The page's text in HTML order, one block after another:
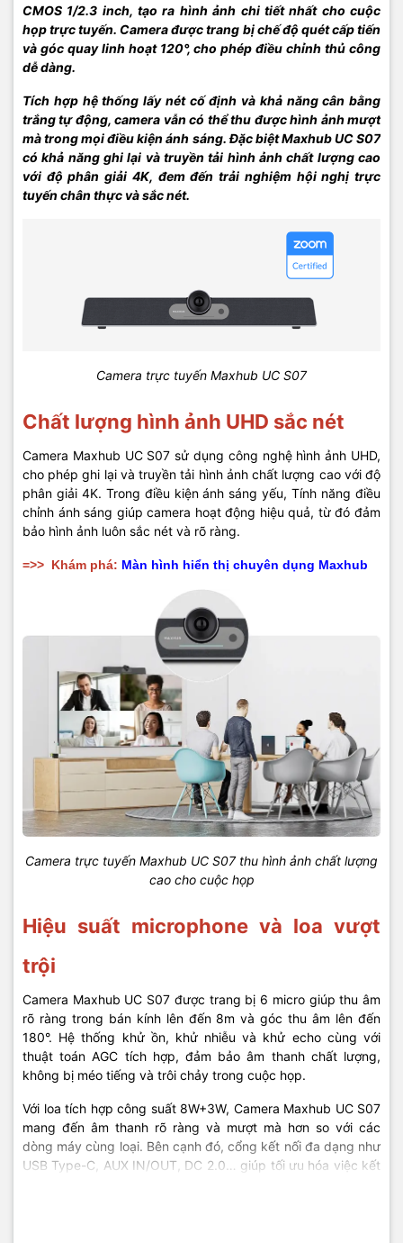
CMOS 1/2.3 inch, tạo ra hình ảnh chi tiết nhất cho cuộc
họp trực tuyến. Camera được trang bị chế độ quét cấp tiến
và góc quay linh hoạt 120°, cho phép điều chỉnh thủ công
dễ dàng.
Tích hợp hệ thống lấy nét cố định và khả năng cân bằng
trắng tự động, camera vẫn có thể thu được hình ảnh mượt
mà trong mọi điều kiện ánh sáng. Đặc biệt Maxhub UC S07
có khả năng ghi lại và truyền tải hình ảnh chất lượng cao
với độ phân giải 4K, đem đến trải nghiệm hội nghị trực
tuyến chân thực và sắc nét.
Camera trực tuyến Maxhub UC S07
Chất lượng hình ảnh UHD sắc nét
Camera Maxhub UC S07 sử dụng công nghệ hình ảnh UHD,
cho phép ghi lại và truyền tải hình ảnh chất lượng cao với độ
phân giải 4K. Trong điều kiện ánh sáng yếu, Tính năng điều
chỉnh ánh sáng giúp camera hoạt động hiệu quả, từ đó đảm
bảo hình ảnh luôn sắc nét và rõ ràng.
=>> Khám phá: Màn hình hiển thị chuyên dụng Maxhub
Camera trực tuyến Maxhub UC S07 thu hình ảnh chất lượng
cao cho cuộc họp
Hiệu suất microphone và loa vượt
trội
Camera Maxhub UC S07 được trang bị 6 micro giúp thu âm
rõ ràng trong bán kính lên đến 8m và góc thu âm lên đến
180°. Hệ thống khử ồn, khử nhiễu và khử echo cùng với
thuật toán AGC tích hợp, đảm bảo âm thanh chất lượng,
không bị méo tiếng và trôi chảy trong cuộc họp.
Với loa tích hợp công suất 8W+3W, Camera Maxhub UC S07
mang đến âm thanh rõ ràng và mượt mà hơn so với các
dòng máy cùng loại. Bên cạnh đó, cổng kết nối đa dạng như
USB Type-C, AUX IN/OUT, DC 2.0… giúp tối ưu hóa việc kết